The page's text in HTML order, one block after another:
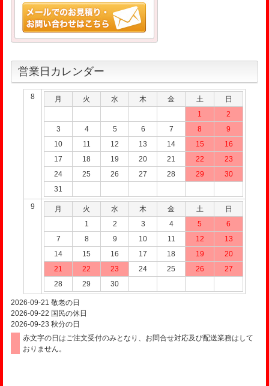
営業日カレンダー
8 月 火 水 木 金 土
日
1
2
3
4 5 6 7 8
9
10
11 12 13 14 15
16
17
18 19 20 21 22
23
24
25 26 27 28 29
30
31
9 月 火 水 木 金 土
日
1
2 3 4 5
6
7
8 9 10 11 12
13
14
15 16 17 18 19
20
21
22 23 24 25 26
27
28
29 30
2026-09-21 敬老の日
2026-09-22 国民の休日
2026-09-23 秋分の日
赤文字の日はご注文受付のみとなり、お問合せ対応及び配送業務はして
おりません。